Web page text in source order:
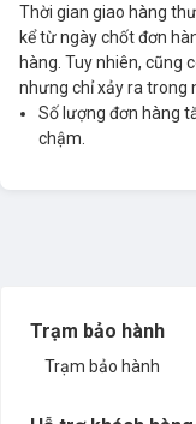
Thời gian giao hàng
kể từ ngày chốt đơn
hàng. Tuy nhiên, cũng
nhưng chỉ xảy ra trong
Số lượng đơn hàng
chậm
Trạm bảo hành
Trạm bảo hành